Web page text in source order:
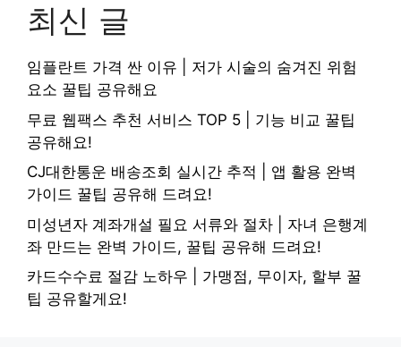
최신 글
임플란트 가격 싼 이유 | 저가 시술의 숨겨진 위험
요소 꿀팁 공유해요
무료 웹팩스 추천 서비스 TOP 5 | 기능 비교 꿀팁
공유해요!
CJ대한통운 배송조회 실시간 추적 | 앱 활용 완벽
가이드 꿀팁 공유해 드려요!
미성년자 계좌개설 필요 서류와 절차 | 자녀 은행계
좌 만드는 완벽 가이드, 꿀팁 공유해 드려요!
카드수수료 절감 노하우 | 가맹점, 무이자, 할부 꿀
팁 공유할게요!